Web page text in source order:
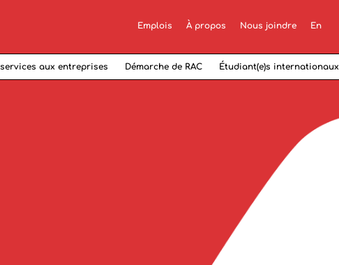
Emplois À propos Nous joindre En
aux entreprises Démarche de RAC Étudiant(e)s internationaux